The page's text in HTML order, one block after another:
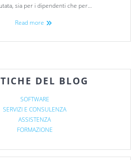
sia per i dipendenti che per…
Read more
DEL BLOG
SOFTWARE
SERVIZI E CONSULENZA
ASSISTENZA
FORMAZIONE